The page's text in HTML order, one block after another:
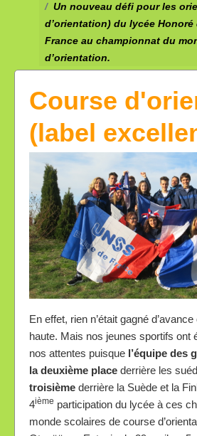
Un nouveau défi pour les
d’orientation) du lycée Honoré
France au championnat du
d’orientation.
Course
(label
En effet, rien n’était gagné
haute. Mais nos jeunes sportifs ont
nos attentes puisque l’équipe des
la deuxième place derrière les
troisième derrière la Suède et la
4ième participation du lycée à ces
monde scolaires de course